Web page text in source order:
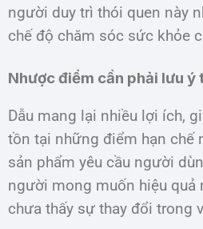
người duy trì thói quen này
chế độ chăm sóc sức khỏe
Nhược điểm cần phải lưu ý
Dẫu mang lại nhiều lợi ích,
tồn tại những điểm hạn chế
sản phẩm yêu cầu người
người mong muốn hiệu quả
chưa thấy sự thay đổi trong